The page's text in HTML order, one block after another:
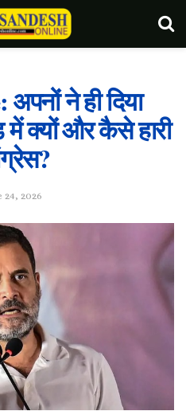
ने ही दिया
क्यों और कैसे हारी
24, 2026